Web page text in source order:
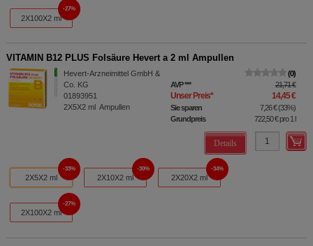
2X100X2 ml
27%
VITAMIN B12 PLUS Folsäure Hevert a 2 ml Ampullen
Hevert-Arzneimittel GmbH &
Co. KG
01893951
2X5X2 ml Ampullen
0
AVP*** 21,71 €
Unser Preis* 14,45 €
Sie sparen 7,26 €(33%)
Grundpreis
722,50 €pro 1 l
Details
2X5X2 ml
33%
2X10X2 ml
30%
2X20X2 ml
34%
2X100X2 ml
27%